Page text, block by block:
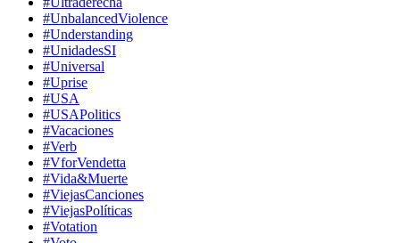
#UnbalancedViolence
#Understanding
#UnidadesSI
#Universal
#Uprise
#USA
#USAPolitics
#Vacaciones
#Verb
#VforVendetta
#Vida&Muerte
#ViejasCanciones
#ViejasPolíticas
#Votation